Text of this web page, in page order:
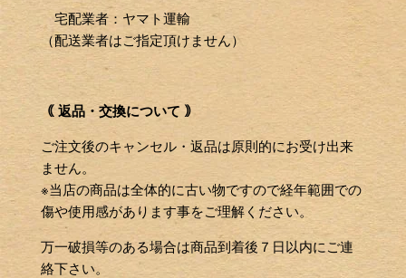
宅配業者：ヤマト運輸
（配送業者はご指定頂けません）
｟ 返品・交換について ｠
ご注文後のキャンセル・返品は原則的にお受け出来
ません。
※当店の商品は全体的に古い物ですので経年範囲での
傷や使用感があります事をご理解ください。
万一破損等のある場合は商品到着後７日以内にご連
絡下さい。